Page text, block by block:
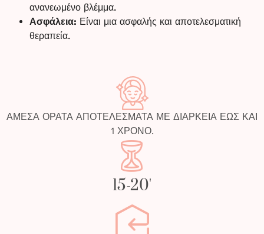
ανανεωμένο βλέμμα.
Ασφάλεια: Είναι μια ασφαλής και αποτελεσματική
θεραπεία.
ΑΜΕΣΑ ΟΡΑΤΑ ΑΠΟΤΕΛΕΣΜΑΤΑ ΜΕ ΔΙΑΡΚΕΙΑ ΕΩΣ ΚΑΙ
1 ΧΡΟΝΟ.
15-20'